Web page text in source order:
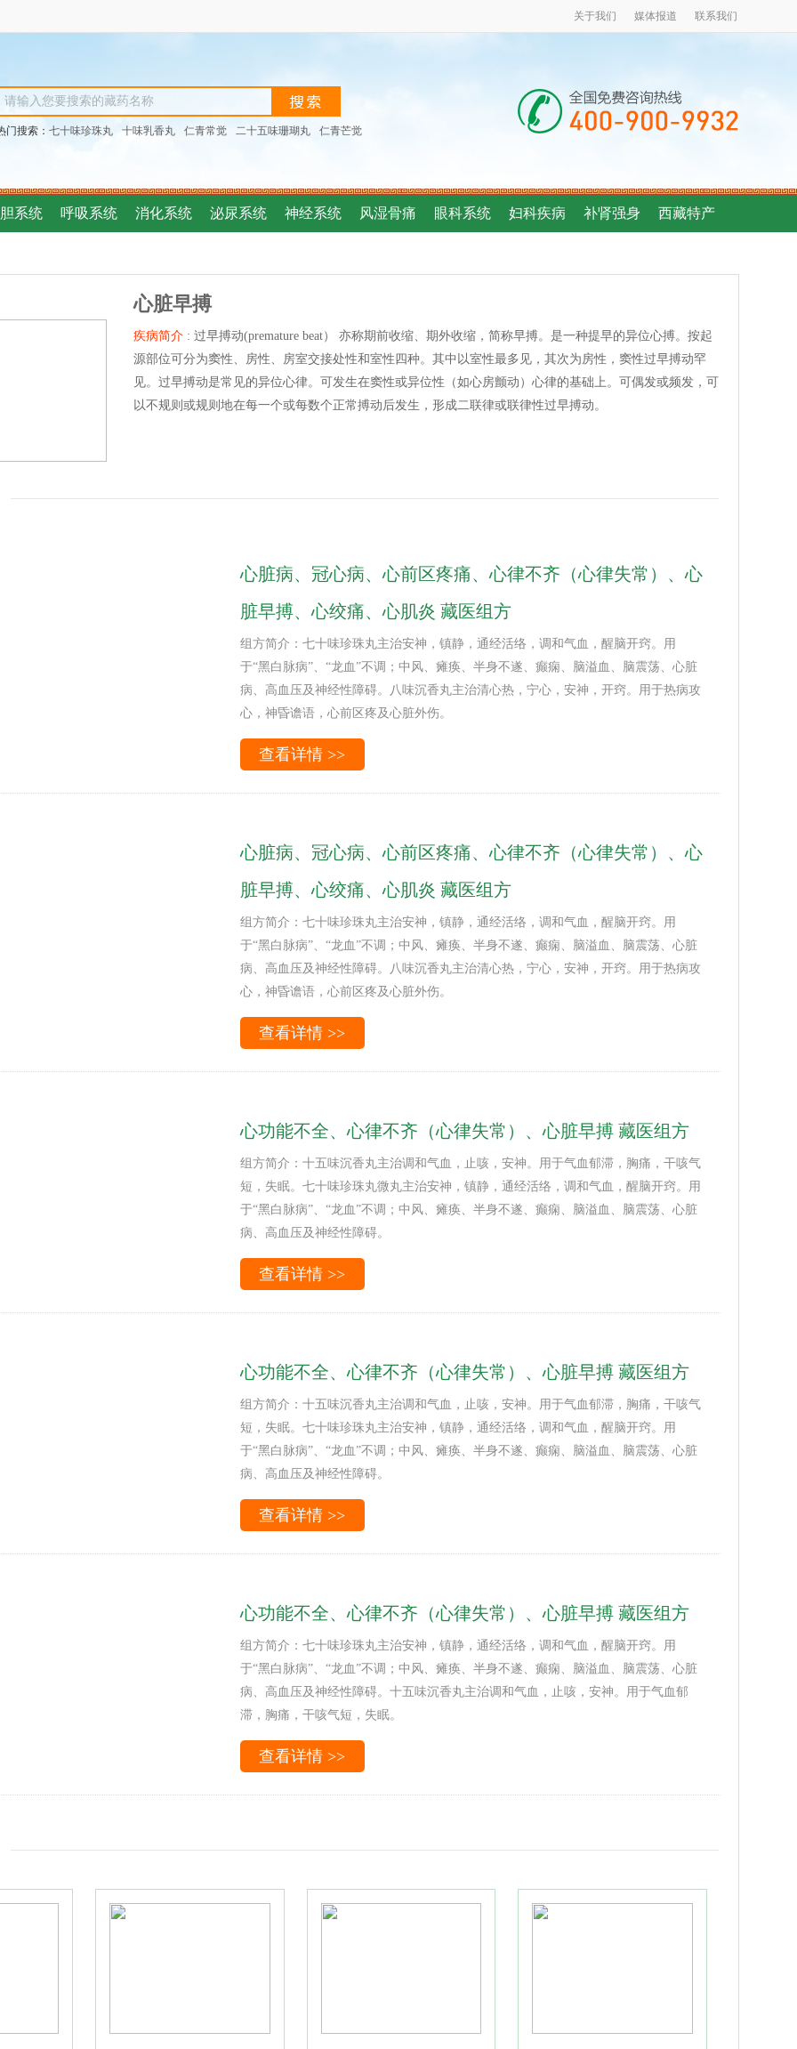
联系我们
媒体报道
关于我们
门搜索： 七十味珍珠丸 十味乳香丸 仁青常觉 二十五味珊瑚丸 仁青芒觉
系统 呼吸系统 消化系统 泌尿系统 神经系统 风湿骨痛 眼科系统 妇科疾病 补肾强身 西藏特产
心脏早搏
疾病简介 : 过早搏动(premature beat） 亦称期前收缩、期外收缩，简称早搏。是一种提早的异位心搏。按起
源部位可分为窦性、房性、房室交接处性和室性四种。其中以室性最多见，其次为房性，窦性过早搏动罕
见。过早搏动是常见的异位心律。可发生在窦性或异位性（如心房颤动）心律的基础上。可偶发或频发，可
以不规则或规则地在每一个或每数个正常搏动后发生，形成二联律或联律性过早搏动。
心脏病、冠心病、心前区疼痛、心律不齐（心律失常）、心
脏早搏、心绞痛、心肌炎 藏医组方
组方简介：七十味珍珠丸主治安神，镇静，通经活络，调和气血，醒脑开窍。用
于“黑白脉病”、“龙血”不调；中风、瘫痪、半身不遂、癫痫、脑溢血、脑震荡、心脏
病、高血压及神经性障碍。八味沉香丸主治清心热，宁心，安神，开窍。用于热病攻
心，神昏谵语，心前区疼及心脏外伤。
查看详情 >>
心脏病、冠心病、心前区疼痛、心律不齐（心律失常）、心
脏早搏、心绞痛、心肌炎 藏医组方
组方简介：七十味珍珠丸主治安神，镇静，通经活络，调和气血，醒脑开窍。用
于“黑白脉病”、“龙血”不调；中风、瘫痪、半身不遂、癫痫、脑溢血、脑震荡、心脏
病、高血压及神经性障碍。八味沉香丸主治清心热，宁心，安神，开窍。用于热病攻
心，神昏谵语，心前区疼及心脏外伤。
查看详情 >>
心功能不全、心律不齐（心律失常）、心脏早搏 藏医组方
组方简介：十五味沉香丸主治调和气血，止咳，安神。用于气血郁滞，胸痛，干咳气
短，失眠。七十味珍珠丸微丸主治安神，镇静，通经活络，调和气血，醒脑开窍。用
于“黑白脉病”、“龙血”不调；中风、瘫痪、半身不遂、癫痫、脑溢血、脑震荡、心脏
病、高血压及神经性障碍。
查看详情 >>
心功能不全、心律不齐（心律失常）、心脏早搏 藏医组方
组方简介：十五味沉香丸主治调和气血，止咳，安神。用于气血郁滞，胸痛，干咳气
短，失眠。七十味珍珠丸主治安神，镇静，通经活络，调和气血，醒脑开窍。用
于“黑白脉病”、“龙血”不调；中风、瘫痪、半身不遂、癫痫、脑溢血、脑震荡、心脏
病、高血压及神经性障碍。
查看详情 >>
心功能不全、心律不齐（心律失常）、心脏早搏 藏医组方
组方简介：七十味珍珠丸主治安神，镇静，通经活络，调和气血，醒脑开窍。用
于“黑白脉病”、“龙血”不调；中风、瘫痪、半身不遂、癫痫、脑溢血、脑震荡、心脏
病、高血压及神经性障碍。十五味沉香丸主治调和气血，止咳，安神。用于气血郁
滞，胸痛，干咳气短，失眠。
查看详情 >>